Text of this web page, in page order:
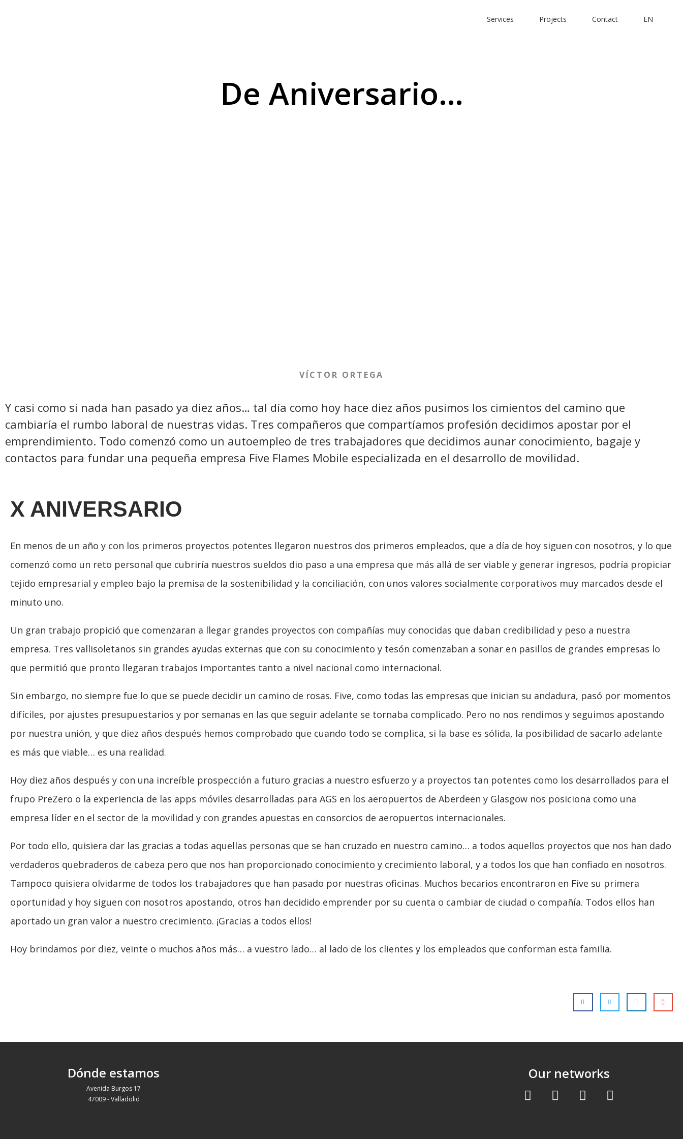
Services Projects Contact EN
De Aniversario…
VÍCTOR ORTEGA
Y casi como si nada han pasado ya diez años… tal día como hoy hace diez años pusimos los cimientos del camino que
cambiaría el rumbo laboral de nuestras vidas. Tres compañeros que compartíamos profesión decidimos apostar por el
emprendimiento. Todo comenzó como un autoempleo de tres trabajadores que decidimos aunar conocimiento, bagaje y
contactos para fundar una pequeña empresa Five Flames Mobile especializada en el desarrollo de movilidad.
X ANIVERSARIO
En menos de un año y con los primeros proyectos potentes llegaron nuestros dos primeros empleados, que a día de hoy siguen con nosotros, y lo que
comenzó como un reto personal que cubriría nuestros sueldos dio paso a una empresa que más allá de ser viable y generar ingresos, podría propiciar
tejido empresarial y empleo bajo la premisa de la sostenibilidad y la conciliación, con unos valores socialmente corporativos muy marcados desde el
minuto uno.
Un gran trabajo propició que comenzaran a llegar grandes proyectos con compañías muy conocidas que daban credibilidad y peso a nuestra
empresa. Tres vallisoletanos sin grandes ayudas externas que con su conocimiento y tesón comenzaban a sonar en pasillos de grandes empresas lo
que permitió que pronto llegaran trabajos importantes tanto a nivel nacional como internacional.
Sin embargo, no siempre fue lo que se puede decidir un camino de rosas. Five, como todas las empresas que inician su andadura, pasó por momentos
difíciles, por ajustes presupuestarios y por semanas en las que seguir adelante se tornaba complicado. Pero no nos rendimos y seguimos apostando
por nuestra unión, y que diez años después hemos comprobado que cuando todo se complica, si la base es sólida, la posibilidad de sacarlo adelante
es más que viable… es una realidad.
Hoy diez años después y con una increíble prospección a futuro gracias a nuestro esfuerzo y a proyectos tan potentes como los desarrollados para el
frupo PreZero o la experiencia de las apps móviles desarrolladas para AGS en los aeropuertos de Aberdeen y Glasgow nos posiciona como una
empresa líder en el sector de la movilidad y con grandes apuestas en consorcios de aeropuertos internacionales.
Por todo ello, quisiera dar las gracias a todas aquellas personas que se han cruzado en nuestro camino… a todos aquellos proyectos que nos han dado
verdaderos quebraderos de cabeza pero que nos han proporcionado conocimiento y crecimiento laboral, y a todos los que han confiado en nosotros.
Tampoco quisiera olvidarme de todos los trabajadores que han pasado por nuestras oficinas. Muchos becarios encontraron en Five su primera
oportunidad y hoy siguen con nosotros apostando, otros han decidido emprender por su cuenta o cambiar de ciudad o compañía. Todos ellos han
aportado un gran valor a nuestro crecimiento. ¡Gracias a todos ellos!
Hoy brindamos por diez, veinte o muchos años más… a vuestro lado… al lado de los clientes y los empleados que conforman esta familia.
Dónde estamos
Avenida Burgos 17
47009 - Valladolid
Our networks